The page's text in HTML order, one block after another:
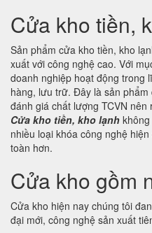
Cửa kho tiền,
Sản phẩm cửa kho tiền, kho
xuất với công nghệ cao. Với
doanh nghiệp hoạt động trong
hàng, lưu trữ. Đây là sản
đánh giá chất lượng TCVN
Cửa kho tiền, kho lạnh
nhiều loại khóa công nghệ
toàn hơn.
Cửa kho gồm
Cửa kho hiện nay chúng tôi
đại mới, công nghệ sản xuất